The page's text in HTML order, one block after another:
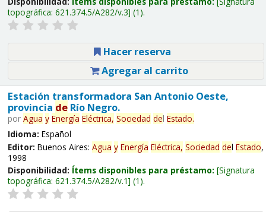
topográfica: 621.374.5/A282/v.3 (1).
Hacer reserva
Agregar al carrito
Estación transformadora San Antonio Oeste,
provincia deRío Negro.
por Agua y Energía Eléctrica, Sociedad del Estado.
Idioma: Español
Editor: Buenos Aires: Agua y Energía Eléctrica, Sociedad del Estado,
1998
Disponibilidad: Ítems disponibles para préstamo: Signatura
topográfica: 621.374.5/A282/v.1 (1).